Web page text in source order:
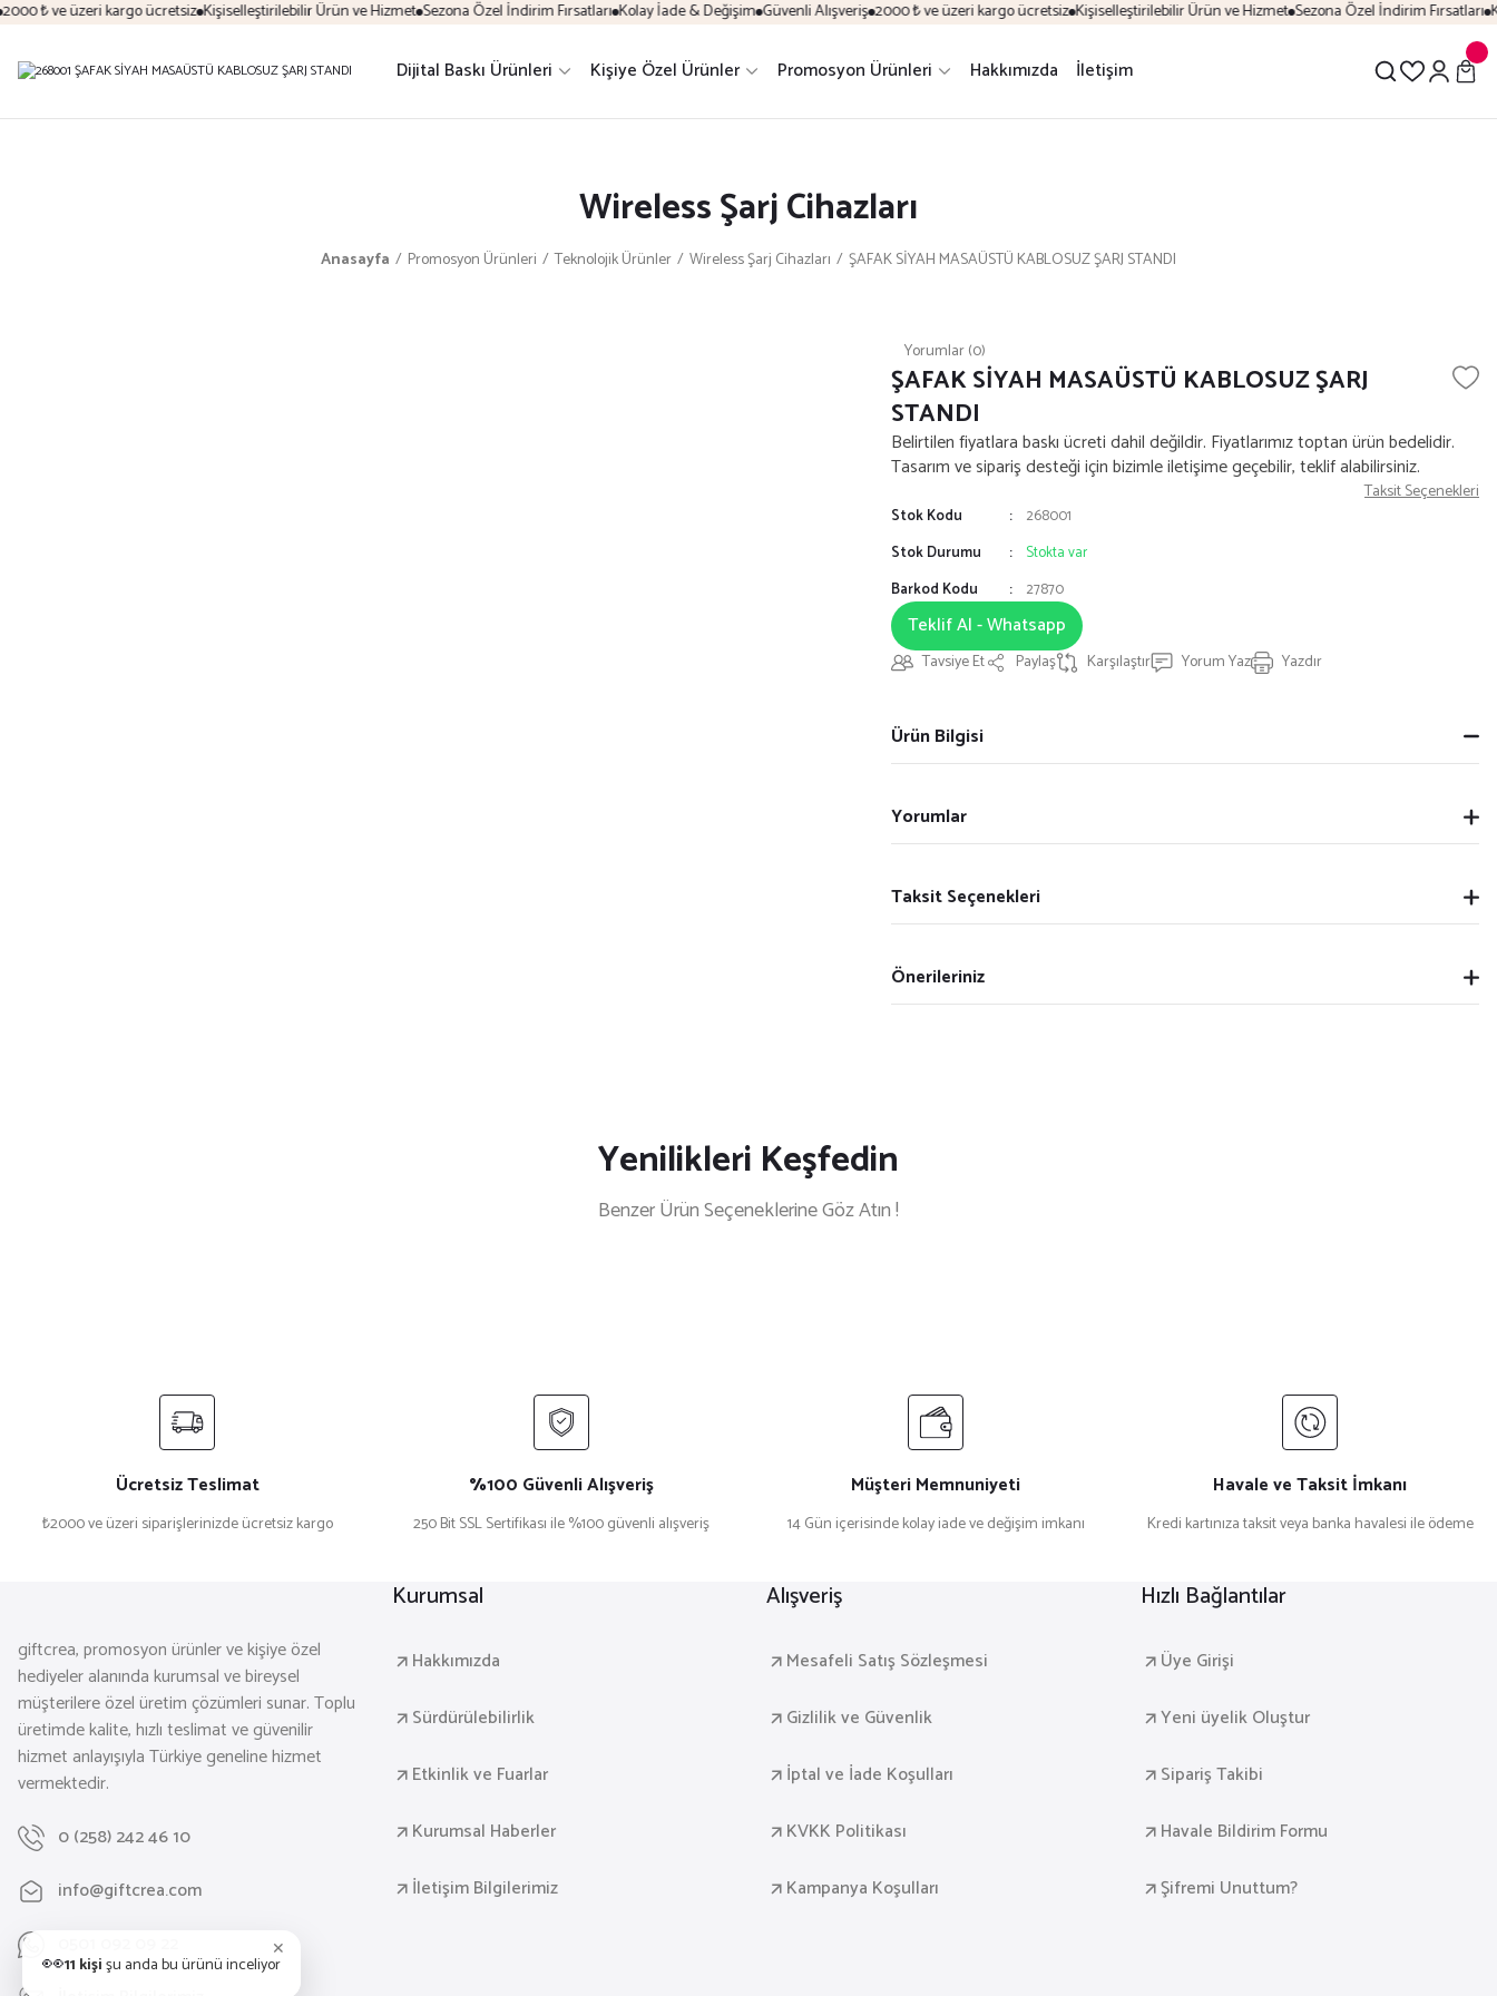
₺ ve üzeri kargo ücretsiz Kişiselleştirilebilir Ürün ve Hizmet Sezona Özel İndirim Fırsatları Kolay İade & Değişim Güvenli Alışveriş 2000 ₺ ve üzeri kargo ücretsiz Kişiselleştirilebilir Ürün ve Hizmet Sezona Özel İndirim Fırsatları
Dijital Baskı Ürünleri Kişiye Özel Ürünler Promosyon Ürünleri Hakkımızda İletişim
Wireless Şarj Cihazları
Anasayfa Promosyon Ürünleri Teknolojik Ürünler Wireless Şarj Cihazları ŞAFAK SİYAH MASAÜSTÜ KABLOSUZ ŞARJ STANDI
Yorumlar (0)
ŞAFAK SİYAH MASAÜSTÜ KABLOSUZ ŞARJ
STANDI
Belirtilen fiyatlara baskı ücreti dahil değildir. Fiyatlarımız toptan ürün bedelidir.
Tasarım ve sipariş desteği için bizimle iletişime geçebilir, teklif alabilirsiniz.
Taksit Seçenekleri
Stok Kodu
268001
Stok Durumu
Stokta var
Barkod Kodu
27870
Teklif Al - Whatsapp
Tavsiye Et Paylaş Karşılaştır Yorum Yaz Yazdır
Ürün Bilgisi
Yorumlar
Taksit Seçenekleri
Önerileriniz
Yenilikleri Keşfedin
Benzer Ürün Seçeneklerine Göz Atın !
Ücretsiz Teslimat
₺2000 ve üzeri siparişlerinizde ücretsiz kargo
%100 Güvenli Alışveriş
250 Bit SSL Sertifikası ile %100 güvenli alışveriş
Müşteri Memnuniyeti
14 Gün içerisinde kolay iade ve değişim imkanı
Havale ve Taksit İmkanı
Kredi kartınıza taksit veya banka havalesi ile ödeme
giftcrea, promosyon ürünler ve kişiye özel
hediyeler alanında kurumsal ve bireysel
müşterilere özel üretim çözümleri sunar. Toplu
üretimde kalite, hızlı teslimat ve güvenilir
hizmet anlayışıyla Türkiye geneline hizmet
vermektedir.
0 (258) 242 46 10
info@giftcrea.com
Kurumsal
Hakkımızda
Sürdürülebilirlik
Etkinlik ve Fuarlar
Kurumsal Haberler
İletişim Bilgilerimiz
Alışveriş
Mesafeli Satış Sözleşmesi
Gizlilik ve Güvenlik
İptal ve İade Koşulları
KVKK Politikası
Kampanya Koşulları
Hızlı Bağlantılar
Üye Girişi
Yeni üyelik Oluştur
Sipariş Takibi
Havale Bildirim Formu
Şifremi Unuttum?
✕
👀11 kişişu anda bu ürünü inceliyor